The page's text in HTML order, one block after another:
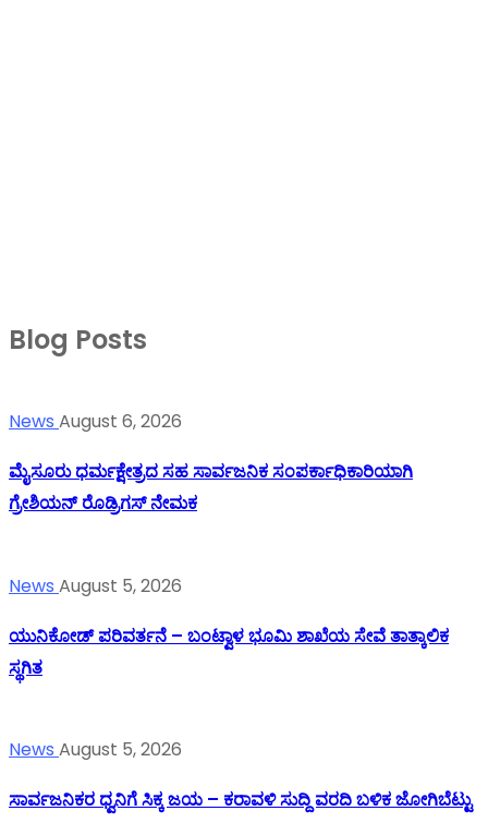
Blog Posts
News August 6, 2026
ಮೈಸೂರು ಧರ್ಮಕ್ಷೇತ್ರದ ಸಹ ಸಾರ್ವಜನಿಕ ಸಂಪರ್ಕಾಧಿಕಾರಿಯಾಗಿ
ಗ್ರೇಶಿಯನ್ ರೊಡ್ರಿಗಸ್ ನೇಮಕ
News August 5, 2026
ಯುನಿಕೋಡ್ ಪರಿವರ್ತನೆ – ಬಂಟ್ವಾಳ ಭೂಮಿ ಶಾಖೆಯ ಸೇವೆ ತಾತ್ಕಾಲಿಕ
ಸ್ಥಗಿತ
News August 5, 2026
ಸಾರ್ವಜನಿಕರ ಧ್ವನಿಗೆ ಸಿಕ್ಕ ಜಯ – ಕರಾವಳಿ ಸುದ್ದಿ ವರದಿ ಬಳಿಕ ಜೋಗಿಬೆಟ್ಟು